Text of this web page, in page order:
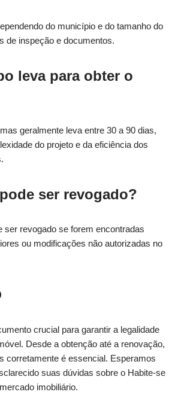
do município e do tamanho do
de inspeção e documentos.
leva para obter o
geralmente leva entre 30 a 90 dias,
do projeto e da eficiência dos
ser revogado?
ser revogado se forem encontradas
ou modificações não autorizadas no
crucial para garantir a legalidade
Desde a obtenção até a renovação,
corretamente é essencial. Esperamos
suas dúvidas sobre o Habite-se
imobiliário.